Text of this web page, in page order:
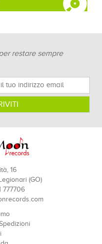
restare sempre
16
(GO)
777706